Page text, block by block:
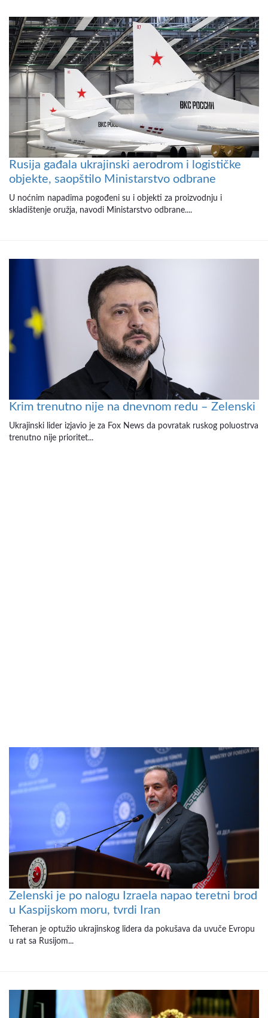
Rusija gađala ukrajinski aerodrom i logističke
objekte, saopštilo Ministarstvo odbrane
U noćnim napadima pogođeni su i objekti za proizvodnju i
skladištenje oružja, navodi Ministarstvo odbrane....
Krim trenutno nije na dnevnom redu – Zelenski
Ukrajinski lider izjavio je za Fox News da povratak ruskog poluostrva
trenutno nije prioritet...
Zelenski je po nalogu Izraela napao teretni brod
u Kaspijskom moru, tvrdi Iran
Teheran je optužio ukrajinskog lidera da pokušava da uvuče Evropu
u rat sa Rusijom...